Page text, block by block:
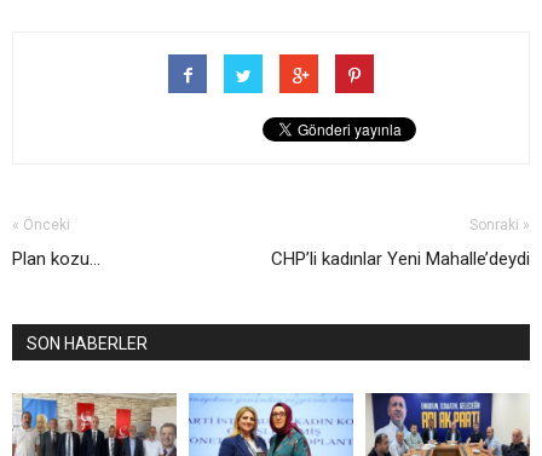
« Önceki
Plan kozu…
Sonraki »
CHP’li kadınlar Yeni Mahalle’deydi
SON HABERLER